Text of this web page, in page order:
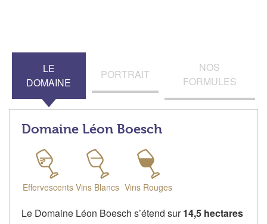
LE
DOMAINE
PORTRAIT
NOS
FORMULES
Domaine Léon Boesch
Effervescents Vins Blancs Vins Rouges
Le Domaine Léon Boesch s’étend sur14,5 hectares